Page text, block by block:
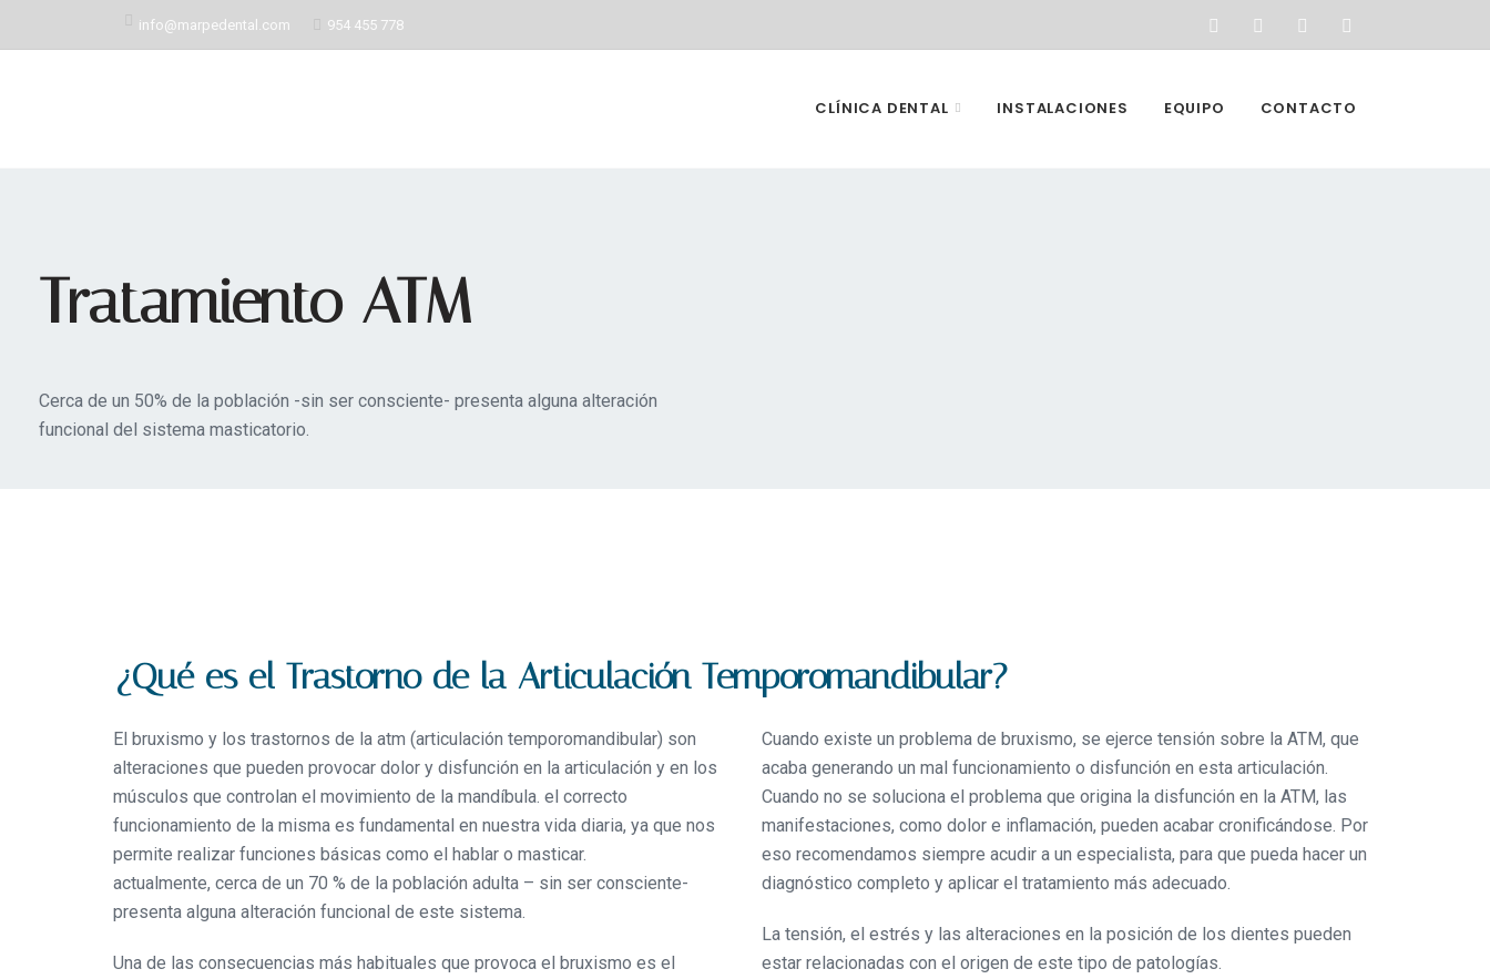
info@marpedental.com 954 455 778
CLÍNICA DENTAL INSTALACIONES EQUIPO CONTACTO
Tratamiento ATM
Cerca de un 50% de la población -sin ser consciente- presenta alguna alteración
funcional del sistema masticatorio.
¿Qué es el Trastorno de la Articulación Temporomandibular?
El bruxismo y los trastornos de la atm (articulación temporomandibular) son
alteraciones que pueden provocar dolor y disfunción en la articulación y en los
músculos que controlan el movimiento de la mandíbula. el correcto
funcionamiento de la misma es fundamental en nuestra vida diaria, ya que nos
permite realizar funciones básicas como el hablar o masticar.
actualmente, cerca de un 70 % de la población adulta – sin ser consciente-
presenta alguna alteración funcional de este sistema.
Una de las consecuencias más habituales que provoca el bruxismo es el
Cuando existe un problema de bruxismo, se ejerce tensión sobre la ATM, que
acaba generando un mal funcionamiento o disfunción en esta articulación.
Cuando no se soluciona el problema que origina la disfunción en la ATM, las
manifestaciones, como dolor e inflamación, pueden acabar cronificándose. Por
eso recomendamos siempre acudir a un especialista, para que pueda hacer un
diagnóstico completo y aplicar el tratamiento más adecuado.
La tensión, el estrés y las alteraciones en la posición de los dientes pueden
estar relacionadas con el origen de este tipo de patologías.